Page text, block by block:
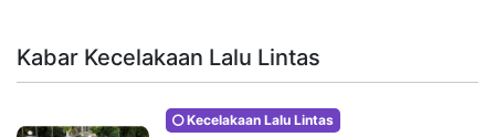
Kabar Kecelakaan Lalu Lintas
Kecelakaan Lalu Lintas